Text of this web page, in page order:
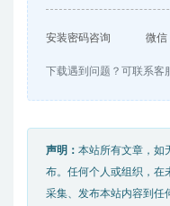
安装密码咨询 微信
下载遇到问题？可联系客
声明： 本站所有文章，如
布。任何个人或组织，在
采集、发布本站内容到任